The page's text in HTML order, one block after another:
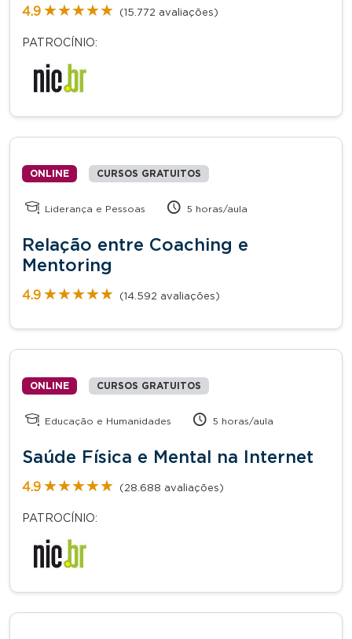
4.9 ★★★★★
★★★★★ (15.772 avaliações)
PATROCÍNIO:
ONLINE CURSOS GRATUITOS
Liderança e Pessoas 5 horas/aula
Relação entre Coaching e
Mentoring
4.9 ★★★★★
★★★★★ (14.592 avaliações)
ONLINE CURSOS GRATUITOS
Educação e Humanidades 5 horas/aula
Saúde Física e Mental na Internet
4.9 ★★★★★
★★★★★ (28.688 avaliações)
PATROCÍNIO: